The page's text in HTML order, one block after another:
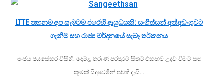
LTTE තහනම අප සැමටම එරෙහි ආයුධයකි: සංගීත්සන් අත්අඩංගුවට
ගැනීම සහ රාජ්‍ය මර්දනයේ සැබෑ තර්කනය
සංජය ජයසේකර විසිනි. දෙමළ තරුණ පරපුරට සිතට එකඟව උදව් වීමට සහ
කුමක් සිදුවෙමින් පවතී දැයි…